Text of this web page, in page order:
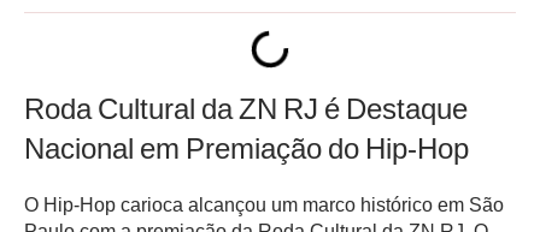
Roda Cultural da ZN RJ é Destaque
Nacional em Premiação do Hip-Hop
O Hip-Hop carioca alcançou um marco histórico em São